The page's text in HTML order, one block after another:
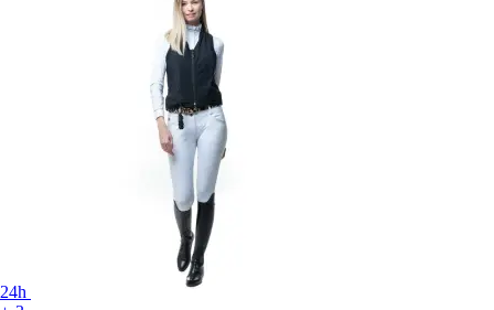
24h